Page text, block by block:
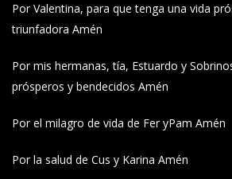
Por Valentina, para que tenga una vida
triunfadora Amén
Por mis hermanas, tía, Estuardo y
prósperos y bendecidos Amén
Por el milagro de vida de Fer yPam Amén
Por la salud de Cus y Karina Amén